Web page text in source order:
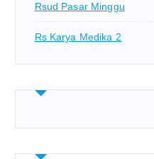
Rsud Pasar Minggu
Rs Karya Medika 2